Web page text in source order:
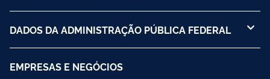
DADOS DA ADMINISTRAÇÃO PÚBLICA FEDERAL
EMPRESAS E NEGÓCIOS